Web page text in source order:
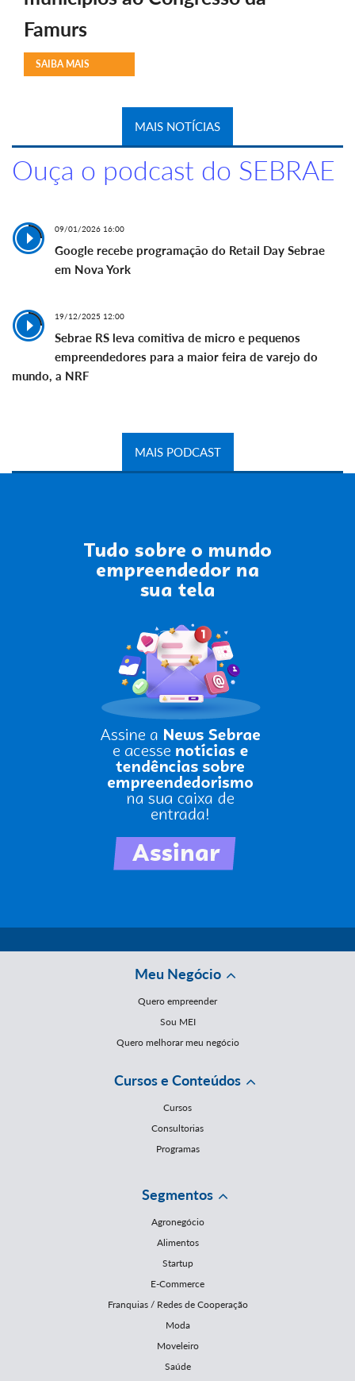
Famurs
SAIBA MAIS
MAIS NOTÍCIAS
Ouça o podcast do SEBRAE
09/01/2026 16:00
Google recebe programação do Retail Day Sebrae
em Nova York
19/12/2025 12:00
Sebrae RS leva comitiva de micro e pequenos
empreendedores para a maior feira de varejo do
mundo, a NRF
MAIS PODCAST
Meu Negócio
Quero empreender
Sou MEI
Quero melhorar meu negócio
Cursos e Conteúdos
Cursos
Consultorias
Programas
Segmentos
Agronegócio
Alimentos
Startup
E-Commerce
Franquias / Redes de Cooperação
Moda
Moveleiro
Saúde